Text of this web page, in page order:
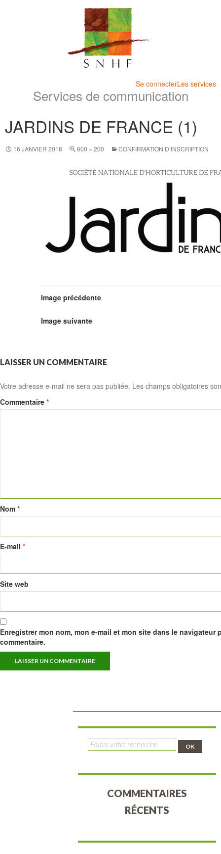
Se connecterLes services
Services de communication
JARDINS DE FRANCE (1)
16 JANVIER 2018 600 × 200 CONFIRMATION D’INSCRIPTION
Image précédente
Image suivante
LAISSER UN COMMENTAIRE
Votre adresse e-mail ne sera pas publiée. Les champs obligatoires
Commentaire *
Nom *
E-mail *
Site web
Enregistrer mon nom, mon e-mail et mon site dans le navigateur
commentaire.
Rechercher :
COMMENTAIRES
RÉCENTS